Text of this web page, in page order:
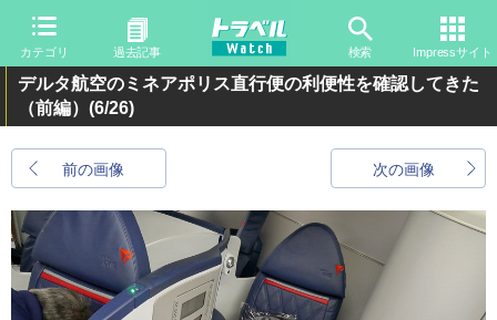
カテゴリ 過去記事 検索 Impressサイト
デルタ航空のミネアポリス直行便の利便性を確認してきた
（前編） (6/26)
前の画像 次の画像